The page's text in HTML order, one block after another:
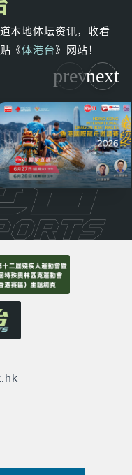
本地体坛资讯，收看
《体港台》网站！